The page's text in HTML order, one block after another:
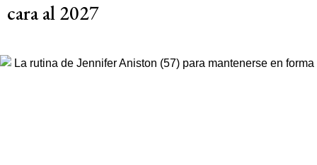
cara al 2027